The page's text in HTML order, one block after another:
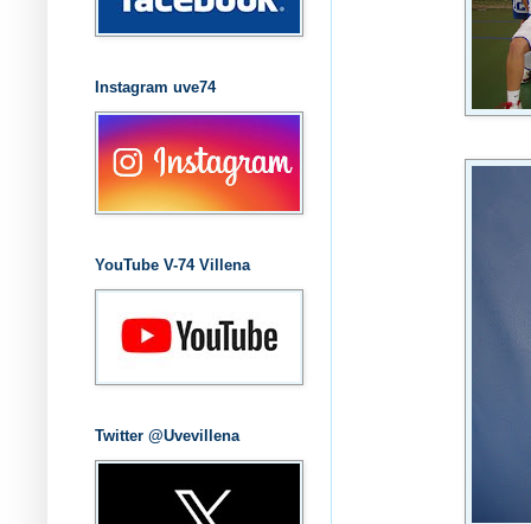
Instagram uve74
YouTube V-74 Villena
Twitter @Uvevillena